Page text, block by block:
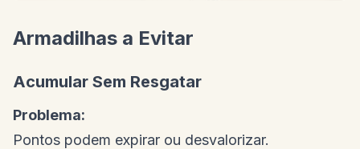
Armadilhas a Evitar
Acumular Sem Resgatar
Problema:
Pontos podem expirar ou desvalorizar.